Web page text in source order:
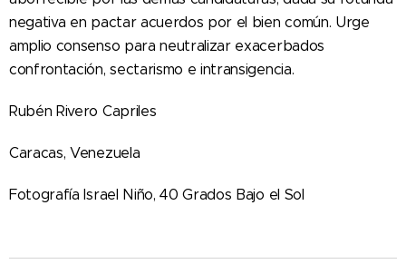
negativa en pactar acuerdos por el bien común. Urge
amplio consenso para neutralizar exacerbados
confrontación, sectarismo e intransigencia.
Rubén Rivero Capriles
Caracas, Venezuela
Fotografía Israel Niño, 40 Grados Bajo el Sol